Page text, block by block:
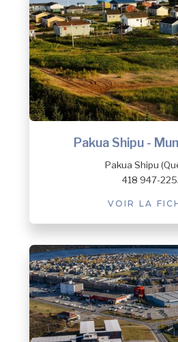
Pakua Shipu -
Pakua Shipu
418 947-
VOIR LA